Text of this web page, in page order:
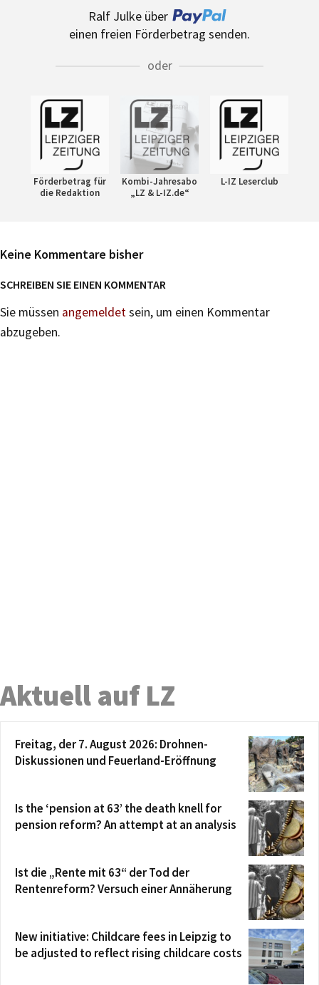
Ralf Julke über
einen freien Förderbetrag senden.
oder
Förderbetrag für
die Redaktion
Kombi-Jahresabo
„LZ & L-IZ.de“
L-IZ Leserclub
Keine Kommentare bisher
SCHREIBEN SIE EINEN KOMMENTAR
Sie müssen angemeldetsein, um einen Kommentar
abzugeben.
Aktuell auf LZ
Freitag, der 7. August 2026: Drohnen-
Diskussionen und Feuerland-Eröffnung
Is the ‘pension at 63’ the death knell for
pension reform? An attempt at an analysis
Ist die „Rente mit 63“ der Tod der
Rentenreform? Versuch einer Annäherung
New initiative: Childcare fees in Leipzig to
be adjusted to reflect rising childcare costs